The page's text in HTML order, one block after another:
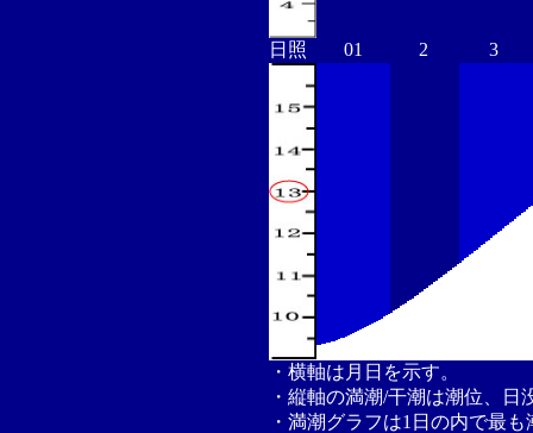
日照 01 2 3
・横軸は月日を示す。
・縦軸の満潮/干潮は潮位、
・満潮グラフは1日の内で最